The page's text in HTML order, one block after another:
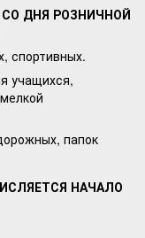
ДНЯ РОЗНИЧНОЙ
спортивных.
учащихся,
папок
НАЧАЛО